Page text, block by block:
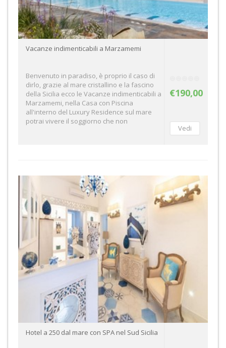
€190,00
Vacanze indimenticabili a Marzamemi
Benvenuto in paradiso, è proprio il caso di
dirlo, grazie al mare cristallino e la fascino
della Sicilia ecco le Vacanze indimenticabili a
Marzamemi, nella Casa con Piscina
all'interno del Luxury Residence sul mare
potrai vivere il soggiorno che non
Hotel a 250 dal mare con SPA nel Sud Sicilia